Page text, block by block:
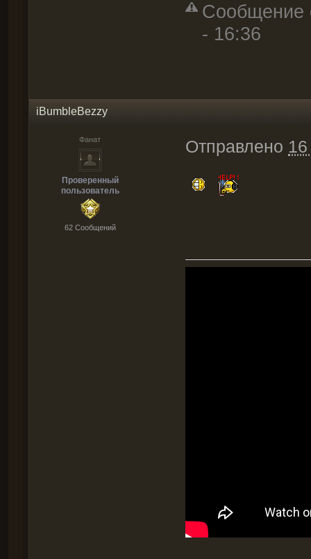
Сообщение
- 16:36
iBumbleBezzy
Фанат
Проверенный
пользователь
62 Cообщений
Отправлено